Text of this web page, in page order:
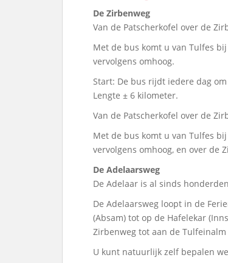
De Zirbenweg
Van de Patscherkofel over de
Met de bus komt u van Tulfes
vervolgens omhoog.
Start: De bus rijdt iedere dag
Lengte ± 6 kilometer.
Van de Patscherkofel over de
Met de bus komt u van Tulfes
vervolgens omhoog, en over de
De Adelaarsweg
De Adelaar is al sinds
De Adelaarsweg loopt in de
(Absam) tot op de Hafelekar
Zirbenweg tot aan de Tulfeinalm
U kunt natuurlijk zelf bepalen